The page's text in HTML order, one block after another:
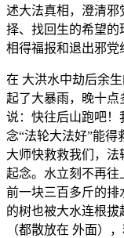
述大法真相，澄清邪
择、找回生的希望的
相得福报和退出邪党
在 大洪水中劫后余
起了大暴雨，晚十点
说：快往后山跑吧！
念“法轮大法好”能得
大师快救救我们，法
起念。水立刻不再往
前一块三百多斤的排
的树也被大水连根
（都散放在 外面）